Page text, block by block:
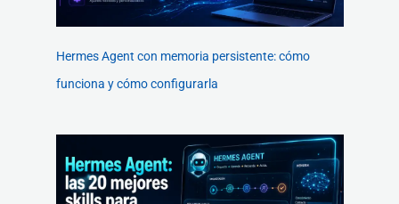
Hermes Agent con memoria persistente: cómo
funciona y cómo configurarla